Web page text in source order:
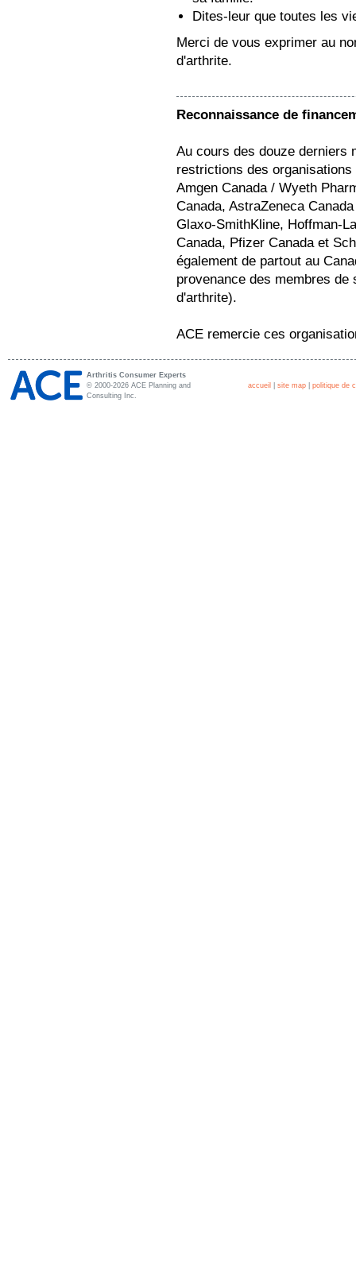
Dites-leur que toutes les
Merci de vous exprimer au
d'arthrite.
Reconnaissance de
Au cours des douze derniers
restrictions des
Amgen Canada / Wyeth
Canada, AstraZeneca
Glaxo-SmithKline, Hoffman-
Canada, Pfizer Canada et
également de partout au
provenance des membres
d'arthrite).
ACE remercie ces
Arthritis Consumer Experts
© 2000-2026 ACE Planning and
Consulting Inc.
accueil site map politique de